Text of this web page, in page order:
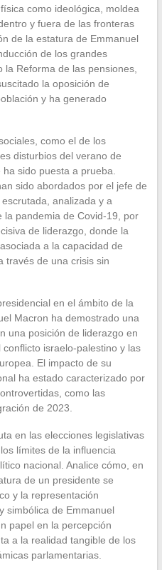
como ideológica, moldea
y fuera de las fronteras
de la estatura de Emmanuel
de los grandes
Reforma de las pensiones,
la oposición de
y ha generado
como el de los
disturbios del verano de
sido puesta a prueba.
sido abordados por el jefe de
analizada y a
la pandemia de Covid-19, por
de liderazgo, donde la
a la capacidad de
través de una crisis sin
en el ámbito de la
Macron ha demostrado una
una posición de liderazgo en
israelo-palestino y las
El impacto de su
ha estado caracterizado por
como las
de 2023.
en las elecciones legislativas
límites de la influencia
nacional. Analice cómo, en
de un presidente se
y la representación
simbólica de Emmanuel
papel en la percepción
a la realidad tangible de los
parlamentarias.